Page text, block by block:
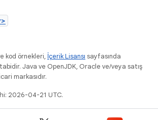
kod örnekleri, İçerik Lisansı sayfasında
Java ve OpenJDK, Oracle ve/veya satış
markasıdır.
2026-04-21 UTC.